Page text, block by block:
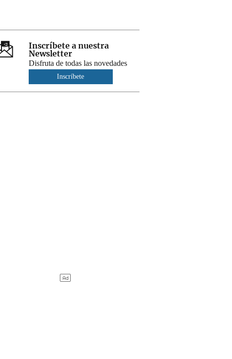
Inscríbete a nuestra
Newsletter
Disfruta de todas las novedades
Inscríbete